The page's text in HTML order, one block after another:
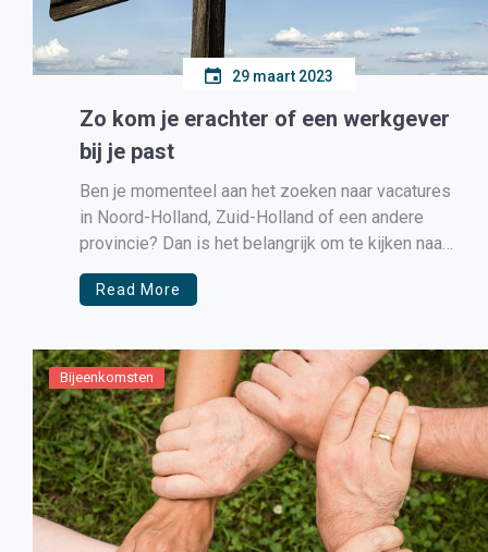
29 maart 2023
Zo kom je erachter of een werkgever
bij je past
Ben je momenteel aan het zoeken naar vacatures
in Noord-Holland, Zuid-Holland of een andere
provincie? Dan is het belangrijk om te kijken naar
banen die bij je passen. Komt er een leuke
vacature voorbij, maar ken je de werkgever nog
Read More
Bijeenkomsten